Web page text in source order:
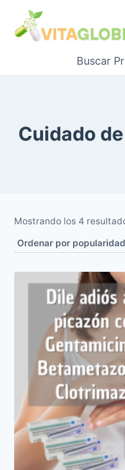
Contenido
Buscar
Cuidado
Mostrando los 4